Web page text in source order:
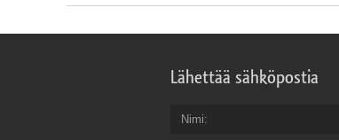
Lähettää sähköpostia
Nimi